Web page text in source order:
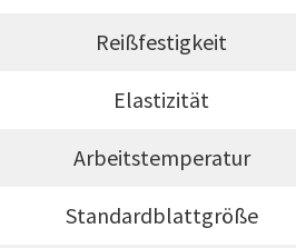
Reißfestigkeit
Elastizität
Arbeitstemperatur
Standardblattgröße